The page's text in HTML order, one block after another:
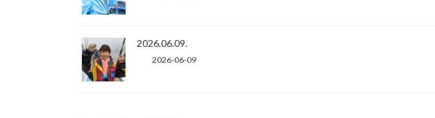
2026.06.09.
2026-06-09